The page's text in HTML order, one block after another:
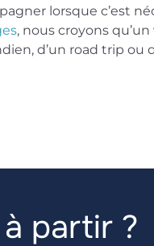
lorsque c’est
, nous croyons
d’un road trip
partir ?